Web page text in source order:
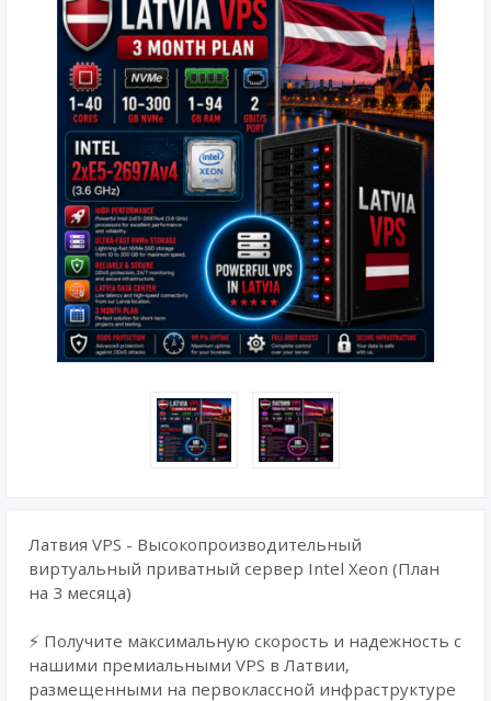
Латвия VPS - Высокопроизводительный
виртуальный приватный сервер Intel Xeon (План
на 3 месяца)
⚡ Получите максимальную скорость и надежность с
нашими премиальными VPS в Латвии,
размещенными на первоклассной инфраструктуре